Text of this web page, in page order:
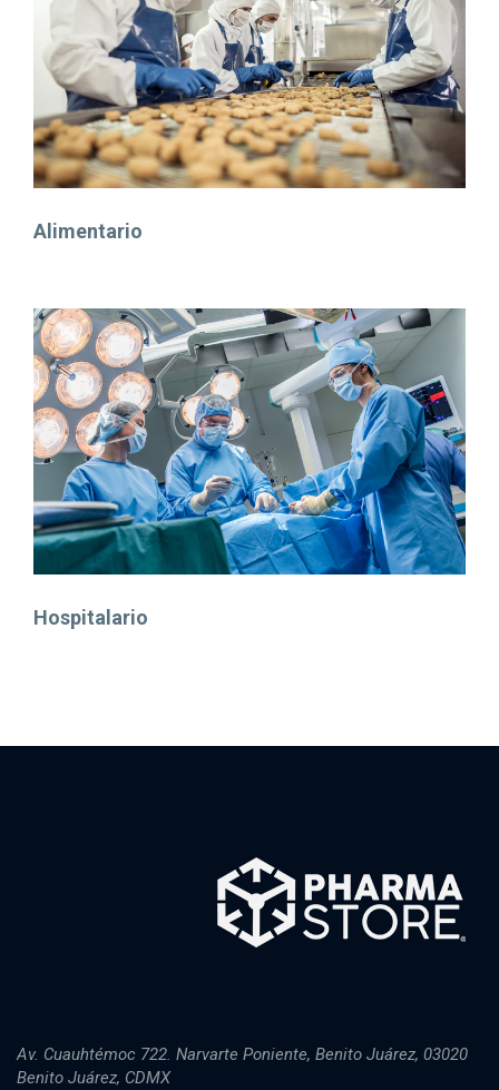
Alimentario
Hospitalario
Av. Cuauhtémoc 722. Narvarte Poniente, Benito Juárez, 03020
Benito Juárez, CDMX